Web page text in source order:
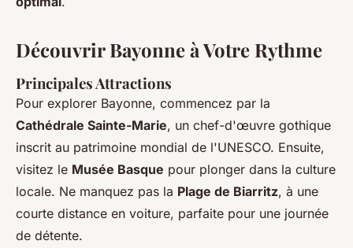
Découvrir Bayonne à Votre Rythme
Principales Attractions
Pour explorer Bayonne, commencez par la
Cathédrale Sainte-Marie, un chef-d'œuvre gothique
inscrit au patrimoine mondial de l'UNESCO. Ensuite,
visitez le Musée Basque pour plonger dans la culture
locale. Ne manquez pas la Plage de Biarritz, à une
courte distance en voiture, parfaite pour une journée
de détente.